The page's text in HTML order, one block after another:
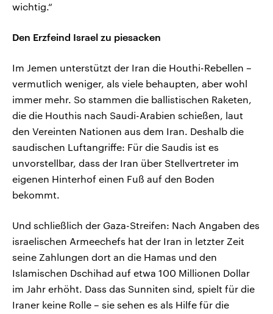
wichtig.“
Den Erzfeind Israel zu piesacken
Im Jemen unterstützt der Iran die Houthi-Rebellen –
vermutlich weniger, als viele behaupten, aber wohl
immer mehr. So stammen die ballistischen Raketen,
die die Houthis nach Saudi-Arabien schießen, laut
den Vereinten Nationen aus dem Iran. Deshalb die
saudischen Luftangriffe: Für die Saudis ist es
unvorstellbar, dass der Iran über Stellvertreter im
eigenen Hinterhof einen Fuß auf den Boden
bekommt.
Und schließlich der Gaza-Streifen: Nach Angaben des
israelischen Armeechefs hat der Iran in letzter Zeit
seine Zahlungen dort an die Hamas und den
Islamischen Dschihad auf etwa 100 Millionen Dollar
im Jahr erhöht. Dass das Sunniten sind, spielt für die
Iraner keine Rolle – sie sehen es als Hilfe für die